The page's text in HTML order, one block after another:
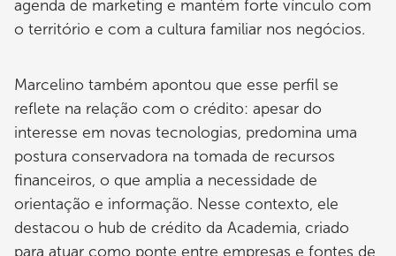
agenda de marketing e mantém forte vínculo com
o território e com a cultura familiar nos negócios.
Marcelino também apontou que esse perfil se
reflete na relação com o crédito: apesar do
interesse em novas tecnologias, predomina uma
postura conservadora na tomada de recursos
financeiros, o que amplia a necessidade de
orientação e informação. Nesse contexto, ele
destacou o hub de crédito da Academia, criado
para atuar como ponte entre empresas e fontes de